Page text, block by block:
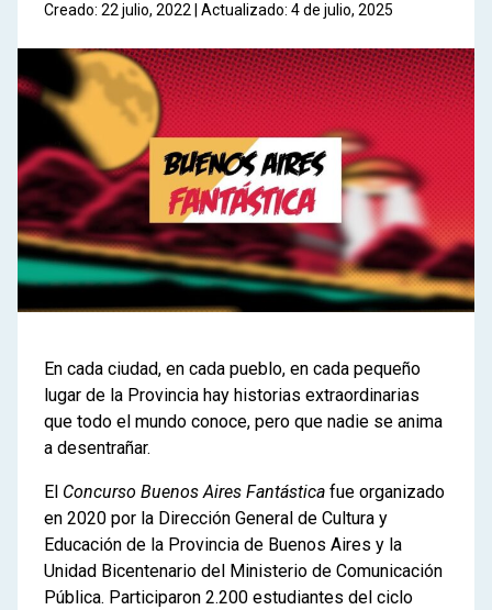
Creado: 22 julio, 2022 | Actualizado: 4 de julio, 2025
En cada ciudad, en cada pueblo, en cada pequeño
lugar de la Provincia hay historias extraordinarias
que todo el mundo conoce, pero que nadie se anima
a desentrañar.
El Concurso Buenos Aires Fantástica fue organizado
en 2020 por la Dirección General de Cultura y
Educación de la Provincia de Buenos Aires y la
Unidad Bicentenario del Ministerio de Comunicación
Pública. Participaron 2.200 estudiantes del ciclo